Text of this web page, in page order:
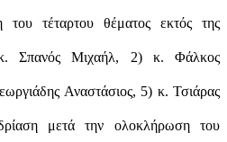
τέταρτου θέματος εκτός της
κ. Σπανός Μιχαήλ, 2) κ. Φάλκος
Αναστάσιος, 5) κ. Τσιάρας
μετά την ολοκλήρωση του